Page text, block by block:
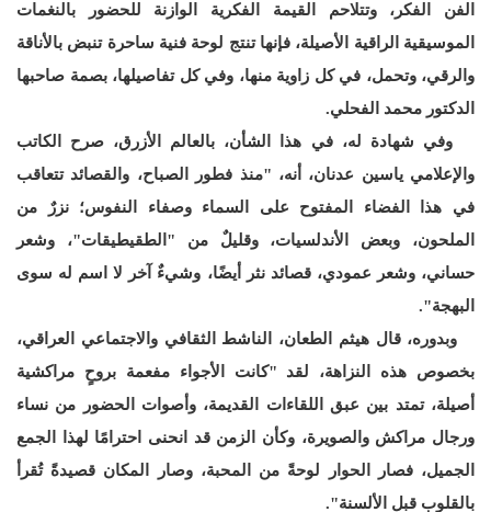
الفن الفكر، وتتلاحم القيمة الفكرية الوازنة للحضور بالنغمات
الموسيقية الراقية الأصيلة، فإنها تنتج لوحة فنية ساحرة تنبض بالأناقة
والرقي، وتحمل، في كل زاوية منها، وفي كل تفاصيلها، بصمة صاحبها
الدكتور محمد الفحلي.
وفي شهادة له، في هذا الشأن، بالعالم الأزرق، صرح الكاتب
والإعلامي ياسين عدنان، أنه، "منذ فطور الصباح، والقصائد تتعاقب
في هذا الفضاء المفتوح على السماء وصفاء النفوس؛ نزرٌ من
الملحون، وبعض الأندلسيات، وقليلٌ من "الطقيطيقات"، وشعر
حساني، وشعر عمودي، قصائد نثر أيضًا، وشيءٌ آخر لا اسم له سوى
البهجة".
وبدوره، قال هيثم الطعان، الناشط الثقافي والاجتماعي العراقي،
بخصوص هذه النزاهة، لقد "كانت الأجواء مفعمة بروحٍ مراكشية
أصيلة، تمتد بين عبق اللقاءات القديمة، وأصوات الحضور من نساء
ورجال مراكش والصويرة، وكأن الزمن قد انحنى احترامًا لهذا الجمع
الجميل، فصار الحوار لوحةً من المحبة، وصار المكان قصيدةً تُقرأ
بالقلوب قبل الألسنة".